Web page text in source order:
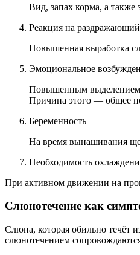
Вид, запах корма, а
Реакция на
Повышенная выработка
Эмоциональное
Повышенным выделением
Причина этого — общее
Беременность
На время вынашивания
Необходимость
При активном движении на
Слюнотечение как
Слюна, которая обильно течёт
слюнотечением